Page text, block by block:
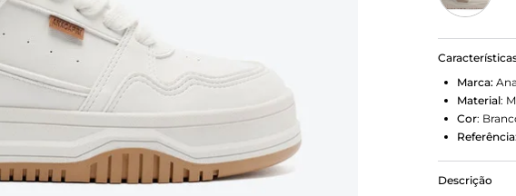
Marca:
Material:
Cor:
Referência:
Descrição